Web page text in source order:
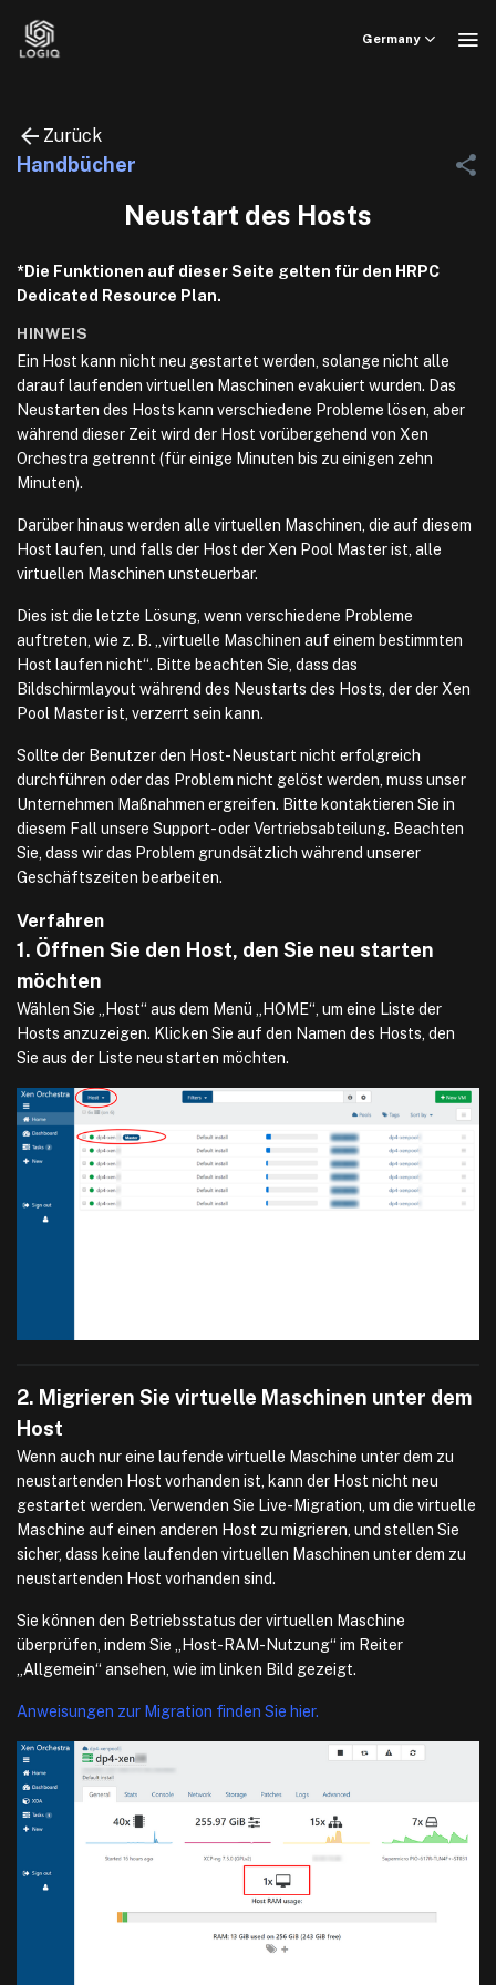
Germany
Zurück
Handbücher
Neustart des Hosts
*Die Funktionen auf dieser Seite gelten für den HRPC
Dedicated Resource Plan.
HINWEIS
Ein Host kann nicht neu gestartet werden, solange nicht alle
darauf laufenden virtuellen Maschinen evakuiert wurden. Das
Neustarten des Hosts kann verschiedene Probleme lösen, aber
während dieser Zeit wird der Host vorübergehend von Xen
Orchestra getrennt (für einige Minuten bis zu einigen zehn
Minuten).
Darüber hinaus werden alle virtuellen Maschinen, die auf diesem
Host laufen, und falls der Host der Xen Pool Master ist, alle
virtuellen Maschinen unsteuerbar.
Dies ist die letzte Lösung, wenn verschiedene Probleme
auftreten, wie z. B. „virtuelle Maschinen auf einem bestimmten
Host laufen nicht“. Bitte beachten Sie, dass das
Bildschirmlayout während des Neustarts des Hosts, der der Xen
Pool Master ist, verzerrt sein kann.
Sollte der Benutzer den Host-Neustart nicht erfolgreich
durchführen oder das Problem nicht gelöst werden, muss unser
Unternehmen Maßnahmen ergreifen. Bitte kontaktieren Sie in
diesem Fall unsere Support- oder Vertriebsabteilung. Beachten
Sie, dass wir das Problem grundsätzlich während unserer
Geschäftszeiten bearbeiten.
Verfahren
1. Öffnen Sie den Host, den Sie neu starten
möchten
Wählen Sie „Host“ aus dem Menü „HOME“, um eine Liste der
Hosts anzuzeigen. Klicken Sie auf den Namen des Hosts, den
Sie aus der Liste neu starten möchten.
2. Migrieren Sie virtuelle Maschinen unter dem
Host
Wenn auch nur eine laufende virtuelle Maschine unter dem zu
neustartenden Host vorhanden ist, kann der Host nicht neu
gestartet werden. Verwenden Sie Live-Migration, um die virtuelle
Maschine auf einen anderen Host zu migrieren, und stellen Sie
sicher, dass keine laufenden virtuellen Maschinen unter dem zu
neustartenden Host vorhanden sind.
Sie können den Betriebsstatus der virtuellen Maschine
überprüfen, indem Sie „Host-RAM-Nutzung“ im Reiter
„Allgemein“ ansehen, wie im linken Bild gezeigt.
Anweisungen zur Migration finden Sie hier.